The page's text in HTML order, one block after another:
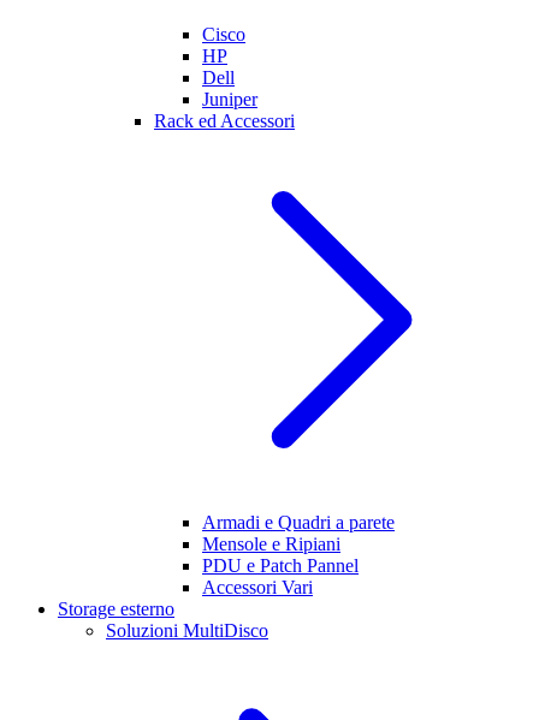
Cisco
HP
Dell
Juniper
Rack ed Accessori
Armadi e Quadri a parete
Mensole e Ripiani
PDU e Patch Pannel
Accessori Vari
Storage esterno
Soluzioni MultiDisco